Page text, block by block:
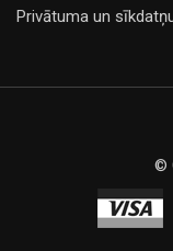
Privātuma un
©